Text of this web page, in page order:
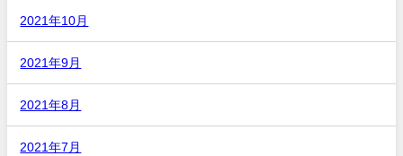
2021年10月
2021年9月
2021年8月
2021年7月